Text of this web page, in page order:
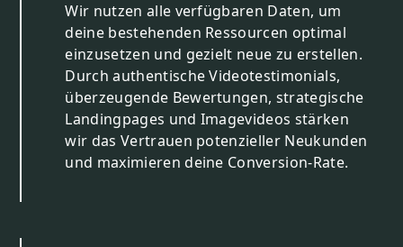
Wir nutzen alle verfügbaren Daten, um
deine bestehenden Ressourcen optimal
einzusetzen und gezielt neue zu erstellen.
Durch authentische Videotestimonials,
überzeugende Bewertungen, strategische
Landingpages und Imagevideos stärken
wir das Vertrauen potenzieller Neukunden
und maximieren deine Conversion-Rate.